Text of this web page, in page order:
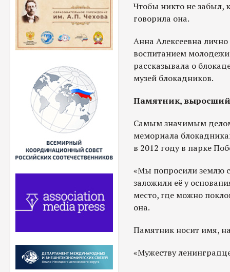
Чтобы никто не забыл,
говорила она.
Анна Алексеевна
воспитанием
рассказывала о
музей блокадников.
Памятник,
Самым значимым
мемориала
в 2012 году в парке
«Мы попросили землю
заложили её у
место, где можно
она.
Памятник носит имя,
«Мужеству